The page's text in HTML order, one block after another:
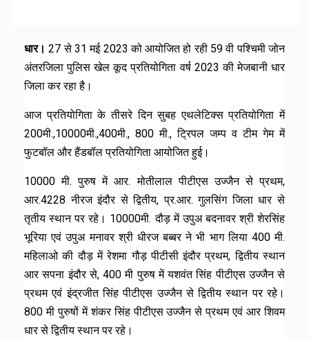
धार। 27 से 31 मई 2023 को आयोजित हो रही 59 वी पश्चिमी जोन
अंतरजिला पुलिस खेल कूद प्रतियोगिता वर्ष 2023 की मेजबानी धार
जिला कर रहा है।
आज प्रतियोगिता के तीसरे दिन सुबह एथलेटिक्स प्रतियोगिता में
200मी.,10000मी.,400मी., 800 मी., ट्रिपल जम्प व टीम गेम में
फुटबॉल और हैंडबॉल प्रतियोगिता आयोजित हुई।
10000 मी. पुरुष में आर. मोतीलाल पीटीएस उज्जैन से प्रथम,
आर.4228 नीरज इंदौर से द्वितीय, प्र.आर. गुलसिंग जिला धार से
तृतीय स्थान पर रहे। 10000मी. दौड़ में उपुअ बदनावर श्री शेरसिंह
भूरिया एवं उपुअ मनावर श्री धीरज बब्बर ने भी भाग लिया 400 मी.
महिलाओ की दौड़ में रेशमा गौड़ पीटीसी इंदौर प्रथम, द्वितीय स्थान
आर सपना इंदौर से, 400 मी पुरुष में यशवंत सिंह पीटीएस उज्जैन से
प्रथम एवं इंद्रजीत सिंह पीटीएस उज्जैन से द्वितीय स्थान पर रहे।
800 मी पुरुषों में शंकर सिंह पीटीएस उज्जैन से प्रथम एवं आर शिवम
धार से द्वितीय स्थान पर रहे।